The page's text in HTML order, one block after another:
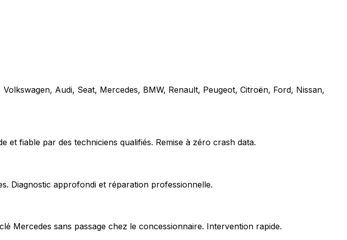
Audi, Seat, Mercedes, BMW, Renault, Peugeot, Citroën, Ford, Nissan,
fiable par des techniciens qualifiés. Remise à zéro crash data.
Diagnostic approfondi et réparation professionnelle.
Mercedes sans passage chez le concessionnaire. Intervention rapide.